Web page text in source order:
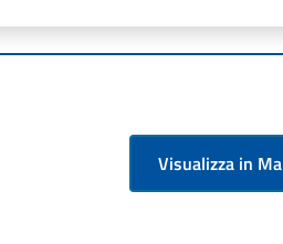
Visualizza in